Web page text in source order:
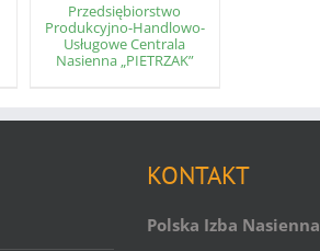
Przedsiębiorstwo
Produkcyjno-Handlowo-
Usługowe Centrala
Nasienna „PIETRZAK”
KONTAKT
Polska Izba Nasienna